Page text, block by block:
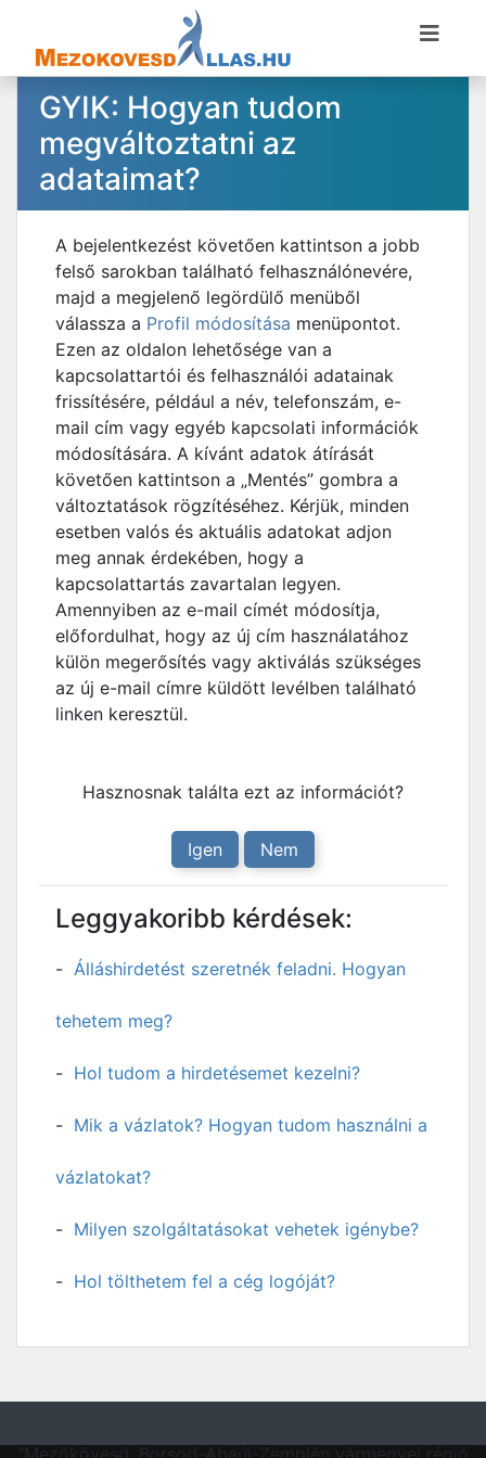
GYIK: Hogyan tudom
megváltoztatni az
adataimat?
A bejelentkezést követően kattintson a jobb
felső sarokban található felhasználónevére,
majd a megjelenő legördülő menüből
válassza a Profil módosítása menüpontot.
Ezen az oldalon lehetősége van a
kapcsolattartói és felhasználói adatainak
frissítésére, például a név, telefonszám, e-
mail cím vagy egyéb kapcsolati információk
módosítására. A kívánt adatok átírását
követően kattintson a „Mentés” gombra a
változtatások rögzítéséhez. Kérjük, minden
esetben valós és aktuális adatokat adjon
meg annak érdekében, hogy a
kapcsolattartás zavartalan legyen.
Amennyiben az e-mail címét módosítja,
előfordulhat, hogy az új cím használatához
külön megerősítés vagy aktiválás szükséges
az új e-mail címre küldött levélben található
linken keresztül.
Hasznosnak találta ezt az információt?
Igen Nem
Leggyakoribb kérdések:
Álláshirdetést szeretnék feladni. Hogyan
tehetem meg?
Hol tudom a hirdetésemet kezelni?
Mik a vázlatok? Hogyan tudom használni a
vázlatokat?
Milyen szolgáltatásokat vehetek igénybe?
Hol tölthetem fel a cég logóját?